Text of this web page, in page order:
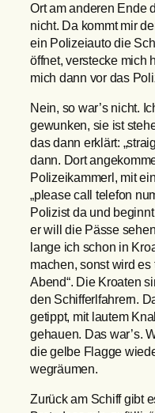
Ort am anderen Ende
nicht. Da kommt mir
ein Polizeiauto die
öffnet, verstecke mich
mich dann vor das
Nein, so war’s nicht.
gewunken, sie ist
das dann erklärt:
dann. Dort
Polizeikammerl, mit
„please call telefon
Polizist da und
er will die Pässe
lange ich schon in
machen, sonst wird es
Abend“. Die Kroaten
den Schifferlfahrern.
getippt, mit lautem
gehauen. Das war’s.
die gelbe Flagge
wegräumen.
Zurück am Schiff gibt